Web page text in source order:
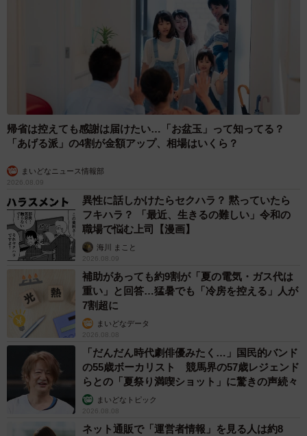
イヤホンも無事に見つかりました。 ※よまわりさん提供
「気づいたら部屋の真ん中に転がってました（笑）。本当
にどこに落としていたのか検討もつかないです」（よまわ
りさん）
意外なタイミング・場所でなくした物が出てくることも“あ
るある”ですね。いずれにしても、無事見つかって良かった
帰省は控えても感謝は届けたい…「お盆玉」って知ってる？
「あげる派」の4割が金額アップ、相場はいくら？
まいどなニュース情報部
2026.08.09
異性に話しかけたらセクハラ？ 黙っていたら
フキハラ？ 「最近、生きるの難しい」令和の
職場で悩む上司【漫画】
海川 まこと
2026.08.09
補助があっても約9割が「夏の電気・ガス代は
重い」と回答…猛暑でも「冷房を控える」人が
7割超に
まいどなデータ
2026.08.08
「だんだん時代劇俳優みたく…」国民的バンド
の55歳ボーカリスト 競馬界の57歳レジェンド
らとの「夏祭り満喫ショット」に驚きの声続々
まいどなトピック
2026.08.08
ネット通販で「運営者情報」を見る人は約8